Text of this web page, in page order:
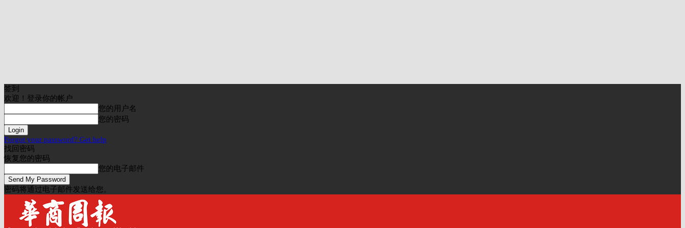
签到
欢迎！登录你的帐户
您的用户名
您的密码
Forgot your password? Get help
找回密码
恢复您的密码
您的电子邮件
密码将通过电子邮件发送给您。